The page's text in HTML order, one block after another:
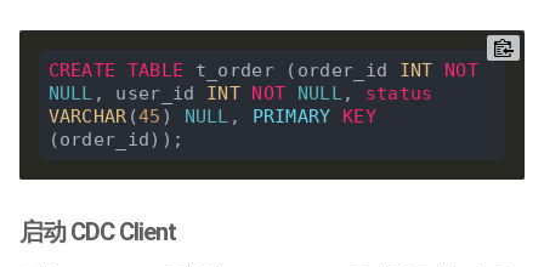
CREATE TABLE t_order (order_id INT
NOT
NULL , user_id INT NOT NULL, status
VARCHAR (45 ) NULL , PRIMARY
KEY
启动 CDC Client